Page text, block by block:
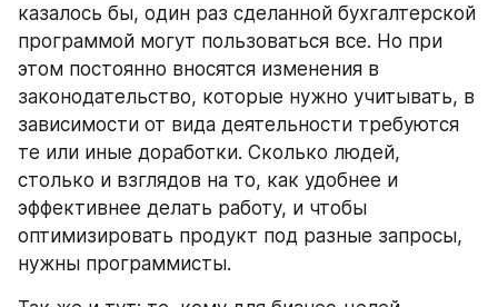
казалось бы, один раз сделанной бухгалтерской
программой могут пользоваться все. Но при
этом постоянно вносятся изменения в
законодательство, которые нужно учитывать, в
зависимости от вида деятельности требуются
те или иные доработки. Сколько людей,
столько и взглядов на то, как удобнее и
эффективнее делать работу, и чтобы
оптимизировать продукт под разные запросы,
нужны программисты.